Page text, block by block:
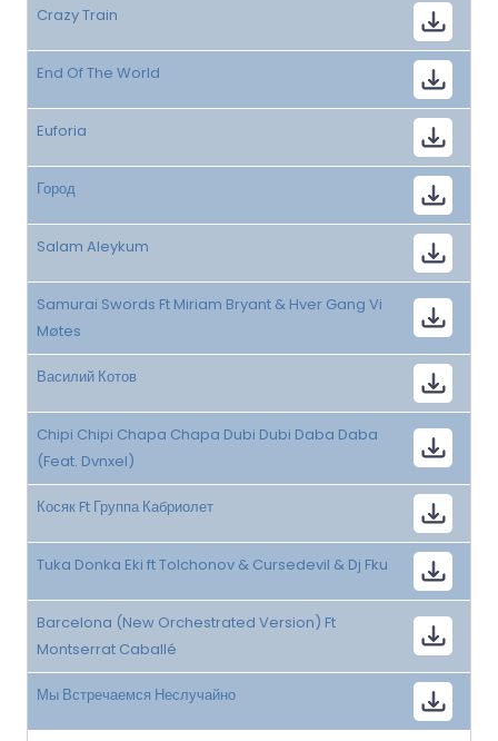
Crazy Train
End Of The World
Euforia
Город
Salam Aleykum
Samurai Swords Ft Miriam Bryant & Hver Gang Vi
Møtes
Василий Котов
Chipi Chipi Chapa Chapa Dubi Dubi Daba Daba
(Feat. Dvnxel)
Косяк Ft Группа Кабриолет
Tuka Donka Eki ft Tolchonov & Cursedevil & Dj Fku
Barcelona (New Orchestrated Version) Ft
Montserrat Caballé
Мы Встречаемся Неслучайно